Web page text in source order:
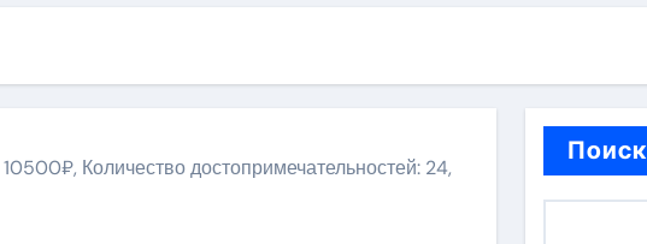
Количество достопримечательностей: 24,
Поиск